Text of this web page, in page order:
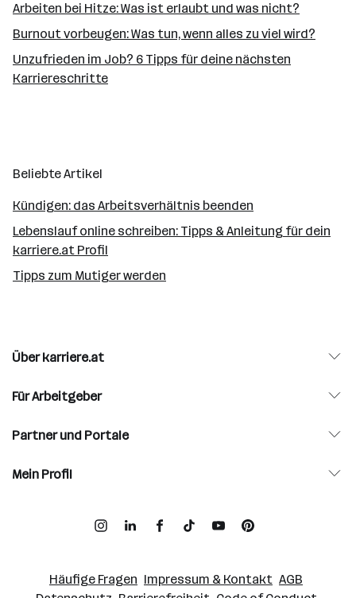
Arbeiten bei Hitze: Was ist erlaubt und was nicht?
Burnout vorbeugen: Was tun, wenn alles zu viel wird?
Unzufrieden im Job? 6 Tipps für deine nächsten
Karriereschritte
Beliebte Artikel
Kündigen: das Arbeitsverhältnis beenden
Lebenslauf online schreiben: Tipps & Anleitung für dein
karriere.at Profil
Tipps zum Mutiger werden
Über karriere.at
Für Arbeitgeber
Partner und Portale
Mein Profil
Häufige Fragen Impressum & Kontakt AGB